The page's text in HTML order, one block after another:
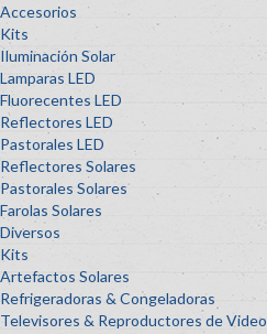
Accesorios
Kits
Iluminación Solar
Lamparas LED
Fluorecentes LED
Reflectores LED
Pastorales LED
Reflectores Solares
Pastorales Solares
Farolas Solares
Diversos
Kits
Artefactos Solares
Refrigeradoras & Congeladoras
Televisores & Reproductores de Video